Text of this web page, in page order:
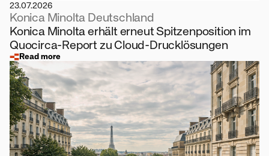
23.07.2026
Konica Minolta Deutschland
Konica Minolta erhält erneut Spitzenposition im
Quocirca-Report zu Cloud-Drucklösungen
Read more